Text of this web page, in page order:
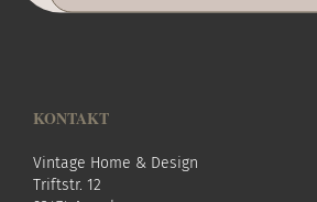
KONTAKT
Vintage Home & Design
Triftstr. 12